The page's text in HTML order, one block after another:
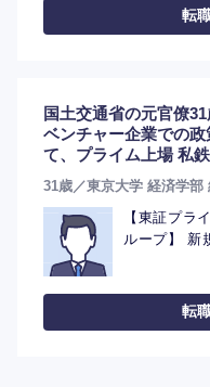
転
国土交通省の元官僚
ベンチャー企業での
て、プライム上場 私
31歳／東京大学 経済学
【東証プラ
ループ】 新
転